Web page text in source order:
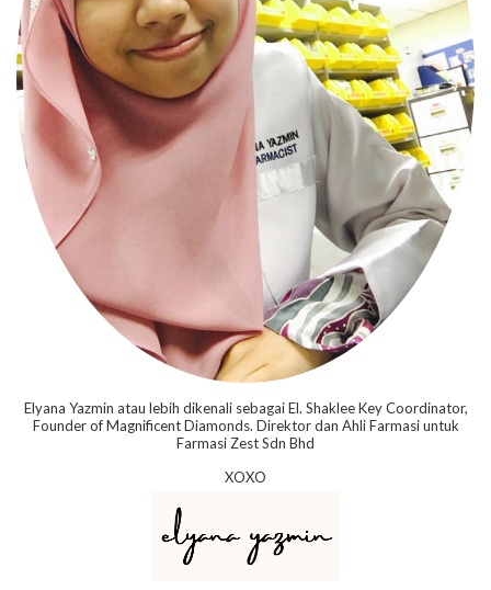
Elyana Yazmin atau lebih dikenali sebagai El. Shaklee Key Coordinator,
Founder of Magnificent Diamonds. Direktor dan Ahli Farmasi untuk
Farmasi Zest Sdn Bhd
XOXO